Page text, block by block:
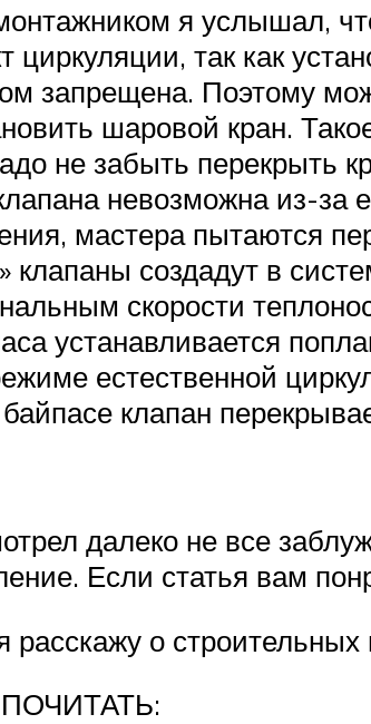
я услышал,
циркуляции, так как
запрещена. Поэтому
шаровой кран.
не забыть перекрыть
невозможна из-за
мастера пытаются
клапаны создадут в
скорости
устанавливается
естественной
клапан
далеко не все
Если статья вам
о строительных